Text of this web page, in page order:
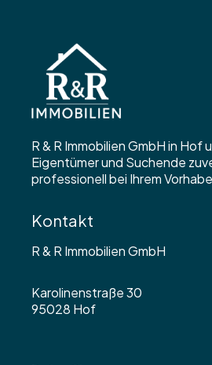
Kontakt
R & R Immobilien GmbH
Karolinenstraße 30
95028 Hof
R & R Immobilien GmbH in
Eigentümer und Suchende
professionell bei Ihrem